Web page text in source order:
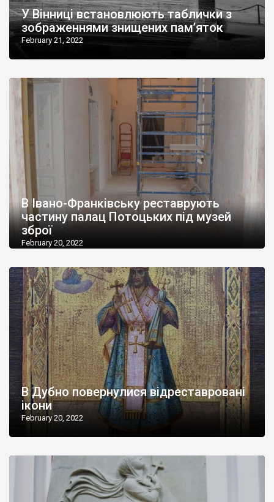
У Вінниці встановлюють таблички з
зображеннями знищених пам’яток
February 21, 2022
В Івано-Франківську реставрують
частину палац Потоцьких під музей
зброї
February 20, 2022
В Дубно повернулися відреставровані
ікони
February 20, 2022